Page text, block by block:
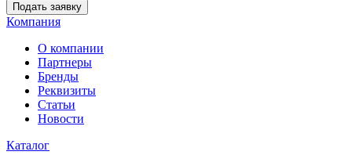
Подать заявку
Компания
О компании
Партнеры
Бренды
Реквизиты
Статьи
Новости
Каталог